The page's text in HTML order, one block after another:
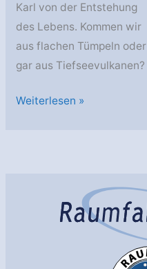
Karl von der Entstehung
des Lebens. Kommen wir
aus flachen Tümpeln oder
gar aus Tiefseevulkanen?
AstroGeo
Weiterlesen »